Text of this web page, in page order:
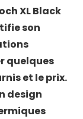
XL Black
son
quelques
et le prix.
design